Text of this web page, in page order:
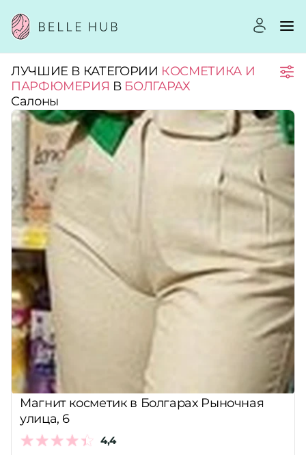
Город:
Категории:
Рейтинг:
Стоимость услуг:
Принимает сертификаты
Применить
ЛУЧШИЕ В КАТЕГОРИИ КОСМЕТИКА И
ПАРФЮМЕРИЯ В БОЛГАРАХ
Салоны
Магнит косметик в Болгарах Рыночная
улица, 6
4,4